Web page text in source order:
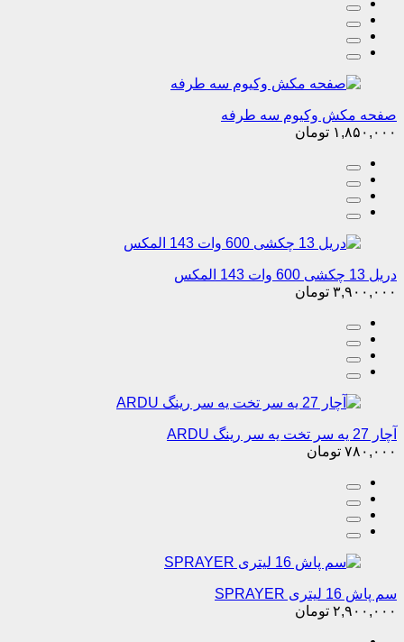
صفحه مکش وکیوم سه طرفه
۱,۸۵۰,۰۰۰ تومان
دریل 13 چکشی 600 وات 143 المکس
۳,۹۰۰,۰۰۰ تومان
آچار 27 یه سر تخت یه سر رینگ ARDU
۷۸۰,۰۰۰ تومان
سم پاش 16 لیتری SPRAYER
۲,۹۰۰,۰۰۰ تومان